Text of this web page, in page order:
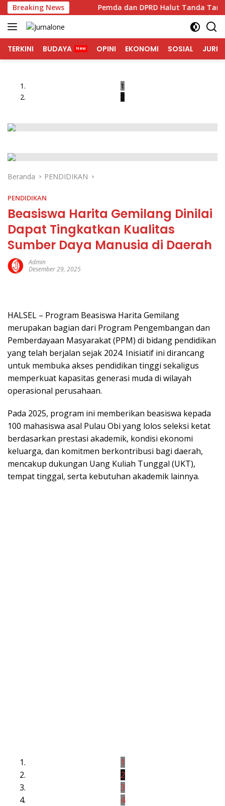
Langsung
ke
konten
Breaking News
Inflasi Pemda dan DPRD Halut Tanda Tangan
TERKINI BUDAYA OPINI EKONOMI SOSIAL
1
2
Beranda PENDIDIKAN
PENDIDIKAN
Beasiswa Harita Gemilang Dinilai
Dapat Tingkatkan Kualitas
Sumber Daya Manusia di Daerah
Admin
Desember 29, 2025
HALSEL – Program Beasiswa Harita Gemilang
merupakan bagian dari Program Pengembangan dan
Pemberdayaan Masyarakat (PPM) di bidang pendidikan
yang telah berjalan sejak 2024. Inisiatif ini dirancang
untuk membuka akses pendidikan tinggi sekaligus
memperkuat kapasitas generasi muda di wilayah
operasional perusahaan.
Pada 2025, program ini memberikan beasiswa kepada
100 mahasiswa asal Pulau Obi yang lolos seleksi ketat
berdasarkan prestasi akademik, kondisi ekonomi
keluarga, dan komitmen berkontribusi bagi daerah,
mencakup dukungan Uang Kuliah Tunggal (UKT),
tempat tinggal, serta kebutuhan akademik lainnya.
1
2
3
4